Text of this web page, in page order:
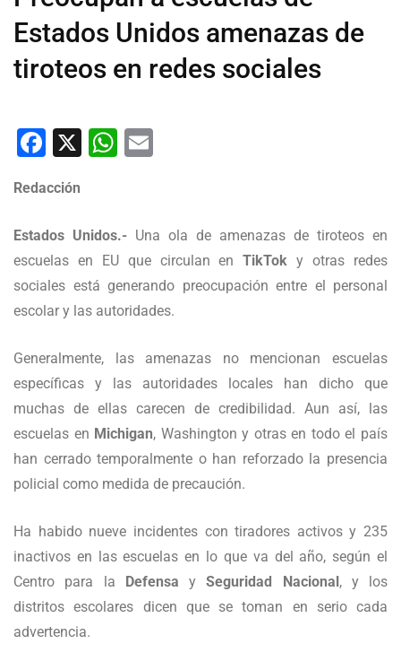
Estados Unidos amenazas de
tiroteos en redes sociales
Facebook
X WhatsApp
Redacción
Estados Unidos.- Una ola de amenazas de tiroteos en
escuelas en EU que circulan enTikTok y otras redes
sociales está generando preocupación entre el personal
escolar y las autoridades.
Generalmente, las amenazas no mencionan escuelas
específicas y las autoridades locales han dicho que
muchas de ellas carecen de credibilidad. Aun así, las
escuelas en Michigan, Washington y otras en todo el país
han cerrado temporalmente o han reforzado la presencia
policial como medida de precaución.
Ha habido nueve incidentes con tiradores activos y 235
inactivos en las escuelas en lo que va del año, según el
Centro para la Defensa ySeguridad Nacional, y los
distritos escolares dicen que se toman en serio cada
advertencia.